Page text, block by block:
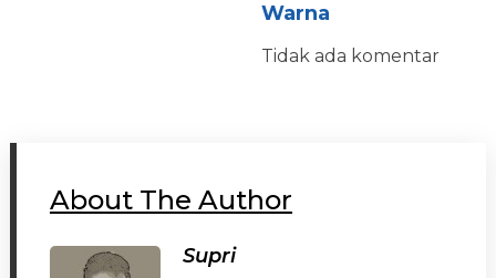
Warna
Tidak ada komentar
About The Author
Supri